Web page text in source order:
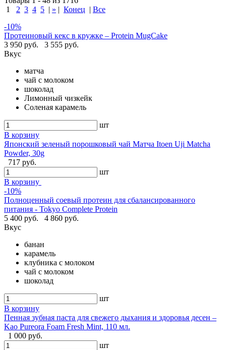
1
2 3 4 5 | » | Конец | Все
-10%
Протеиновый кекс в кружке – Protein MugCake
3 950 руб.
3 555 руб.
Вкус
матча
чай с молоком
шоколад
Лимонный чизкейк
Соленая карамель
шт
В корзину
Японский зеленый порошковый чай Матча Itoen Uji Matcha
Powder, 30g
717 руб.
шт
В корзину
-10%
Полноценный соевый протеин для сбалансированного
питания - Tokyo Complete Protein
5 400 руб.
4 860 руб.
Вкус
банан
карамель
клубника с молоком
чай с молоком
шоколад
шт
В корзину
Пенная зубная паста для свежего дыхания и здоровья десен –
Kao Pureora Foam Fresh Mint, 110 мл.
1 000 руб.
шт